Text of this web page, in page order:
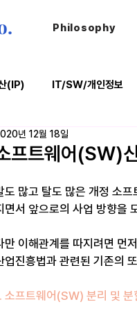
Philosophy
(IP) IT/SW/개인정보
법률레터 오늘의위키
프트웨어(SW)
년 12월 18일
도 많고 탈도 많은 개정 소
면서 앞으로의 사업 방향을
만 이해관계를 따지려면 먼
업진흥법과 관련된 기존의
소프트웨어(SW) 분리 및 분